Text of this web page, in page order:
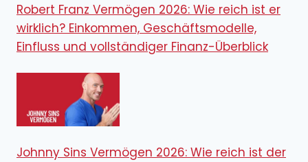
Robert Franz Vermögen 2026: Wie reich ist er
wirklich? Einkommen, Geschäftsmodelle,
Einfluss und vollständiger Finanz-Überblick
Johnny Sins Vermögen 2026: Wie reich ist der